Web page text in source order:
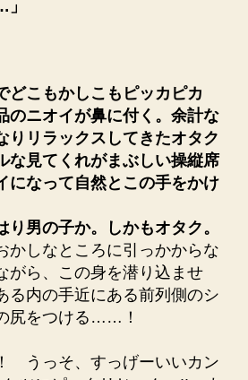
こもかしこもピッカピカ
のニオイが鼻に付く。余計な
りリラックスしてきたオタク
な見てくれがまぶしい操縦席
になって自然とこの手をかけ
り男の子か。しかもオタク。
しなところに引っかからな
がら、この身を潜り込ませ
る内の手近にある前列側のシ
尻をつける……！
うっそ、すっげーいいカン